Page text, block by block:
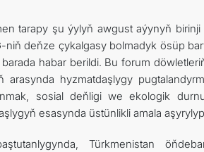
tarapy şu ýylyň awgust aýynyň birinji
niň deňze çykalgasy bolmadyk ösüp
habar berildi. Bu forum
arasynda hyzmatdaşlygy
sosial deňligi we ekologik
esasynda üstünlikli amala
Türkmenistan